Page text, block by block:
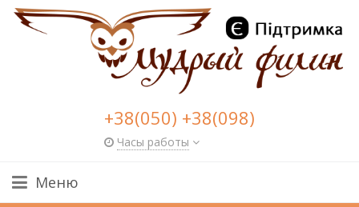
+38(050) +38(098)
Часы работы
Меню